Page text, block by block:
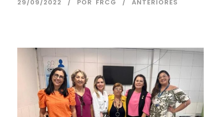
29/09/2022 POR FRCG ANTERIORES